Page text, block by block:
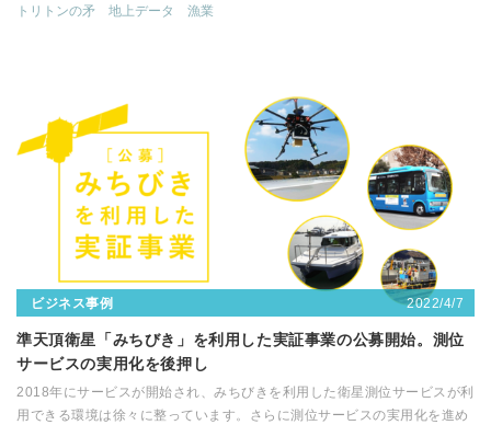
トリトンの矛
地上データ 漁業
ビジネス事例 2022/4/7
準天頂衛星「みちびき」を利用した実証事業の公募開始。測位
サービスの実用化を後押し
2018年にサービスが開始され、みちびきを利用した衛星測位サービスが利
用できる環境は徐々に整っています。さらに測位サービスの実用化を進め